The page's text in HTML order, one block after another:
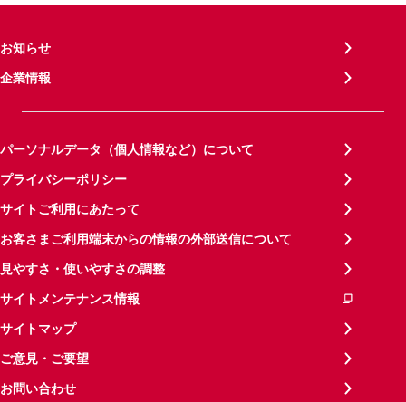
お知らせ
企業情報
パーソナルデータ（個人情報など）について
プライバシーポリシー
サイトご利用にあたって
お客さまご利用端末からの情報の外部送信について
見やすさ・使いやすさの調整
サイトメンテナンス情報
サイトマップ
ご意見・ご要望
お問い合わせ